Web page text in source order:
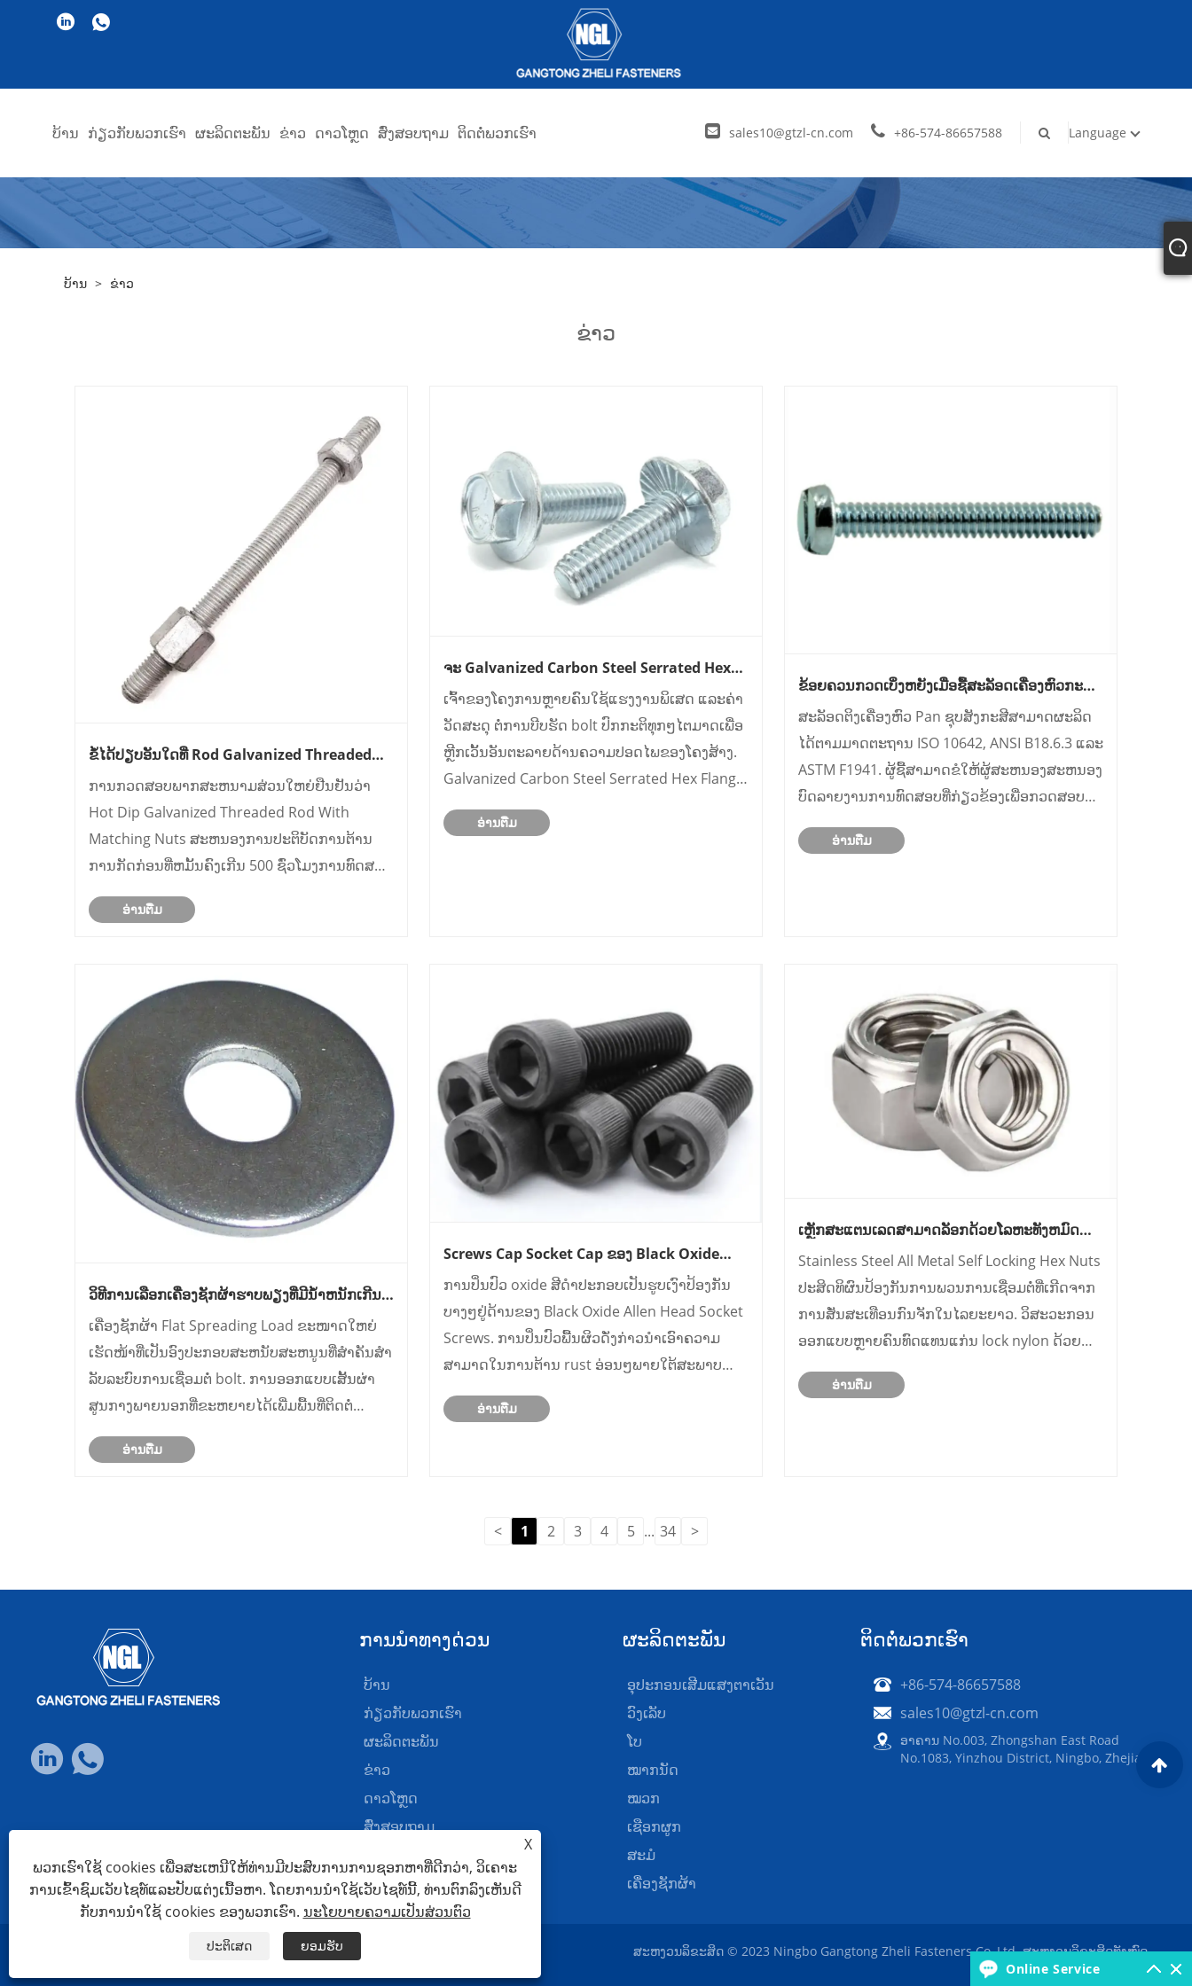
ບ້ານ ກ່ຽວ​ກັບ​ພວກ​ເຮົາ ຜະລິດຕະພັນ ຂ່າວ ດາວໂຫຼດ ສົ່ງສອບຖາມ ຕິດຕໍ່ພວກເຮົາ sales10@gtzl-cn.com +86-574-86657588 Language
ບ້ານ > ຂ່າວ
ຂ່າວ
ຂໍ້ໄດ້ປຽບອັນໃດທີ່ Rod Galvanized Threaded
ສັງກະສີຫຼາຍກວ່າສີ?
ການກວດສອບພາກສະຫນາມສ່ວນໃຫຍ່ຢືນຢັນວ່າ
Hot Dip Galvanized Threaded Rod With
Matching Nuts ສະຫນອງການປະຕິບັດການຕ້ານ
ການກັດກ່ອນທີ່ຫມັ້ນຄົງເກີນ 500 ຊົ່ວໂມງການທົດສອບ
ການສີດເກືອທີ່ເປັນກາງຕາມມາດຕະຖານ ISO 9227,
ອ່ານ​ຕື່ມ
ຈະ Galvanized Carbon Steel Serrated Hex
ສັ່ນສະເທືອນຂອງ Bolt ຂອງທ່ານບໍ?
ເຈົ້າຂອງໂຄງການຫຼາຍຄົນໃຊ້ແຮງງານພິເສດ ແລະຄ່າ
ວັດສະດຸ ຕໍ່ການບີບຮັດ bolt ປົກກະຕິທຸກໆໄຕມາດເພື່ອ
ຫຼີກເວັ້ນອັນຕະລາຍດ້ານຄວາມປອດໄພຂອງໂຄງສ້າງ.
Galvanized Carbon Steel Serrated Hex Flange
Anti-Loosening Bolt adopts integrated tooth-
shaped flange ໂຄງປະກອບການຕ້ານການ
ອ່ານ​ຕື່ມ
ຂ້ອຍຄວນກວດເບິ່ງຫຍັງເມື່ອຊື້ສະລັອດເຄື່ອງຫົວກະ
ສະລັອດຕິງເຄື່ອງຫົວ Pan ຊຸບສັງກະສີສາມາດຜະລິດ
ໄດ້ຕາມມາດຕະຖານ ISO 10642, ANSI B18.6.3 ແລະ
ASTM F1941. ຜູ້ຊື້ສາມາດຂໍໃຫ້ຜູ້ສະຫນອງສະຫນອງ
ບົດລາຍງານການທົດສອບທີ່ກ່ຽວຂ້ອງເພື່ອກວດສອບວ່າ
ສິນຄ້າສໍາເລັດຮູບໄດ້ມາດຕະຖານທີ່ໄດ້ຕົກລົງກັນກ່ອນ
ການສັ່ງຊື້ຈໍານວນຫລາຍ.
ອ່ານ​ຕື່ມ
ວິທີການເລືອກເຄື່ອງຊັກຜ້າຮາບພຽງທີ່ມີນ້ໍາຫນັກເກີນທີ່
ເຄື່ອງຊັກຜ້າ Flat Spreading Load ຂະໜາດໃຫຍ່
ເຮັດໜ້າທີ່ເປັນອົງປະກອບສະຫນັບສະຫນູນທີ່ສໍາຄັນສໍາ
ລັບລະບົບການເຊື່ອມຕໍ່ bolt. ການອອກແບບເສັ້ນຜ່າ
ສູນກາງພາຍນອກທີ່ຂະຫຍາຍໄດ້ເພີ່ມພື້ນທີ່ຕິດຕໍ່
ລະຫວ່າງ fasteners ແລະ workpieces
ອ່ານ​ຕື່ມ
Screws Cap Socket Cap ຂອງ Black Oxide
Allen ມີຄວາມຫນ້າເຊື່ອຖືສໍາລັບການປະກອບ
ອຸປະກອນຫນັກບໍ?
ການປິ່ນປົວ oxide ສີດໍາປະກອບເປັນຮູບເງົາປ້ອງກັນ
ບາງໆຢູ່ດ້ານຂອງ Black Oxide Allen Head Socket
Screws. ການປິ່ນປົວພື້ນຜິວດັ່ງກ່າວນໍາເອົາຄວາມ
ສາມາດໃນການຕ້ານ rust ອ່ອນໆພາຍໃຕ້ສະພາບ
ແວດລ້ອມພາຍໃນທີ່ແຫ້ງແລ້ງ.
ອ່ານ​ຕື່ມ
ເຫຼັກສະແຕນເລດສາມາດລັອກດ້ວຍໂລຫະທັງຫມົດ
ອຸນຫະພູມສູງແລະການສັ່ນສະເທືອນຢ່າງຕໍ່ເນື່ອງ?
Stainless Steel All Metal Self Locking Hex Nuts
ປະສິດທິຜົນປ້ອງກັນການພວນການເຊື່ອມຕໍ່ທີ່ເກີດຈາກ
ການສັ່ນສະເທືອນກົນຈັກໃນໄລຍະຍາວ. ວິສະວະກອນ
ອອກແບບຫຼາຍຄົນທົດແທນແກ່ນ lock nylon ດ້ວຍ
fastener ນີ້ສໍາລັບອຸປະກອນທີ່ມີອຸນຫະພູມສູງ.
ອ່ານ​ຕື່ມ
< 1 2 3 4 5 ... 34 >
X
ພວກເຮົາໃຊ້ cookies ເພື່ອສະເຫນີໃຫ້ທ່ານມີປະສົບການການຊອກຫາທີ່ດີກວ່າ, ວິເຄາະ
ການເຂົ້າຊົມເວັບໄຊທ໌ແລະປັບແຕ່ງເນື້ອຫາ. ໂດຍການນໍາໃຊ້ເວັບໄຊທ໌ນີ້, ທ່ານຕົກລົງເຫັນດີ
ກັບການນໍາໃຊ້ cookies ຂອງພວກເຮົາ. ນະໂຍບາຍຄວາມເປັນສ່ວນຕົວ
ປະຕິເສດ ຍອມຮັບ
ການນໍາທາງດ່ວນ
ບ້ານ
ກ່ຽວ​ກັບ​ພວກ​ເຮົາ
ຜະລິດຕະພັນ
ຂ່າວ
ດາວໂຫຼດ
ສົ່ງສອບຖາມ
ຕິດຕໍ່ພວກເຮົາ
ຜະລິດຕະພັນ
ອຸປະກອນເສີມແສງຕາເວັນ
ວົງເລັບ
ໂບ
ໝາກນັດ
ໝວກ
ເຊືອກຜູກ
ສະມໍ
ເຄື່ອງຊັກຜ້າ
ຕິດ​ຕໍ່​ພວກ​ເຮົາ
+86-574-86657588
sales10@gtzl-cn.com
ອາຄານ No.003, Zhongshan East Road
No.1083, Yinzhou District, Ningbo, Zhejiang
ນະໂຍບາຍຄວາມເປັນສ່ວນຕົວ
ສະຫງວນລິຂະສິດ © 2023 Ningbo Gangtong Zheli Fasteners Co.,Ltd. ສະຫງວນລິຂະສິດທັງໝົດ
Online Service